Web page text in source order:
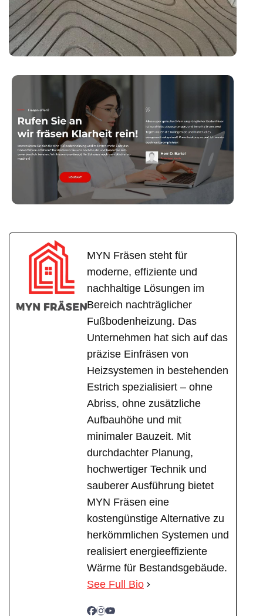
MYN Fräsen steht für
moderne, effiziente und
nachhaltige Lösungen im
Bereich nachträglicher
Fußbodenheizung. Das
Unternehmen hat sich auf das
präzise Einfräsen von
Heizsystemen in bestehenden
Estrich spezialisiert – ohne
Abriss, ohne zusätzliche
Aufbauhöhe und mit
minimaler Bauzeit. Mit
durchdachter Planung,
hochwertiger Technik und
sauberer Ausführung bietet
MYN Fräsen eine
kostengünstige Alternative zu
herkömmlichen Systemen und
realisiert energieeffiziente
Wärme für Bestandsgebäude.
See Full Bio